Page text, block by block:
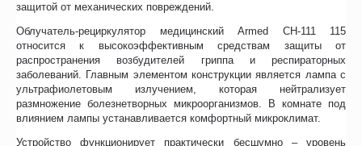
защитой от механических повреждений.
Облучатель-рециркулятор медицинский Armed CH-111 115
относится к высокоэффективным средствам защиты от
распространения возбудителей гриппа и респираторных
заболеваний. Главным элементом конструкции является лампа с
ультрафиолетовым излучением, которая нейтрализует
размножение болезнетворных микроорганизмов. В комнате под
влиянием лампы устанавливается комфортный микроклимат.
Устройство функционирует практически бесшумно – уровень